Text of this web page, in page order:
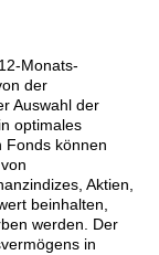
oN (2.32%)
Monats-
der
Auswahl der
optimales
Fonds können
Aktien,
beinhalten,
werden. Der
in